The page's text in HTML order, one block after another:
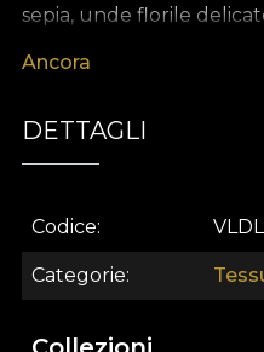
sepia, unde florile
subtilă de nuanțe calde
de natură enigmatică,
vizuală.
companionul ideal
interior sofisticate.
draperii spectaculoase,
Ancora
DETTAGLI
Codice
Categorie